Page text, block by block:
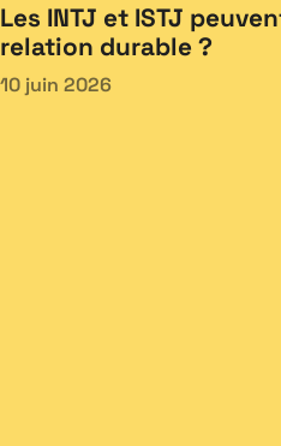
Les INTJ et ISTJ
relation durable ?
10 juin 2026